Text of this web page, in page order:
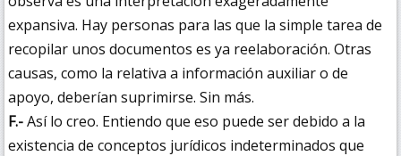
expansiva. Hay personas para las que la simple tarea de
recopilar unos documentos es ya reelaboración. Otras
causas, como la relativa a información auxiliar o de
apoyo, deberían suprimirse. Sin más.
F.-Así lo creo. Entiendo que eso puede ser debido a la
existencia de conceptos jurídicos indeterminados que